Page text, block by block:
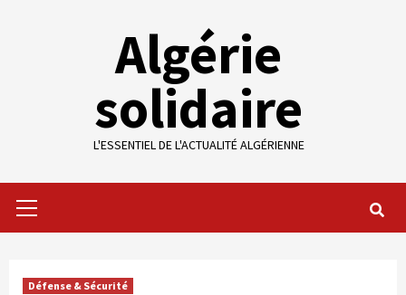
Algérie
solidaire
L'ESSENTIEL DE L'ACTUALITÉ ALGÉRIENNE
Menu
Défense & Sécurité